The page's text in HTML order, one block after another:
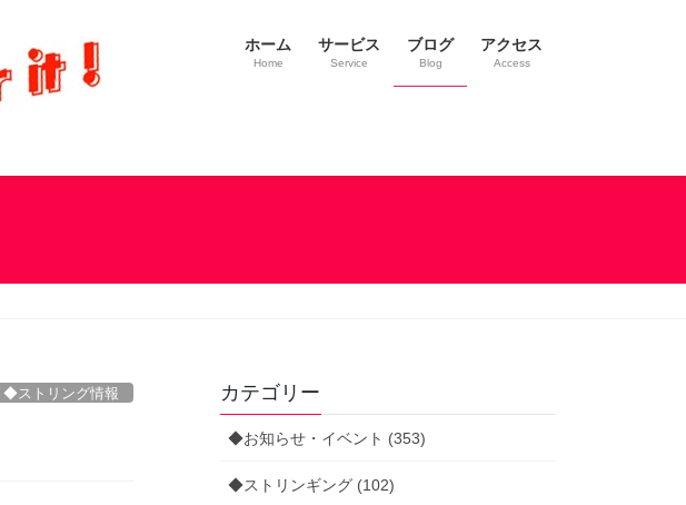
ホーム
Home
サービス
Service
ブログ
Blog
アクセス
Access
◆ストリング情報 カテゴリー
◆お知らせ・イベント (353)
◆ストリンギング (102)